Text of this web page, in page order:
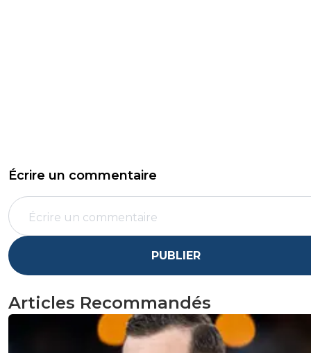
Écrire un commentaire
PUBLIER
Articles Recommandés